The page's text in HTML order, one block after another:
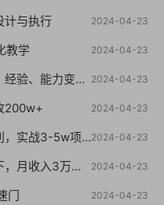
2024-04-23
计与执行
2024-04-23
教学
2024-04-23
、能力变成钱
2024-04-23
200w+
2024-04-23
实战3-5w项目
2024-04-23
万之10个实操法
2024-04-23
门